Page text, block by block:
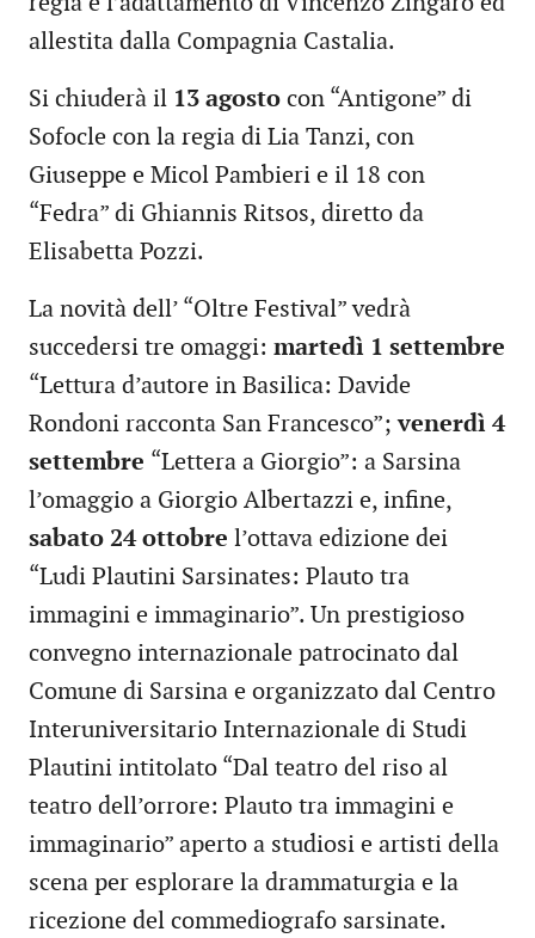
allestita dalla Compagnia Castalia.
Si chiuderà il 13 agosto con “Antigone” di
Sofocle con la regia di Lia Tanzi, con
Giuseppe e Micol Pambieri e il 18 con
“Fedra” di Ghiannis Ritsos, diretto da
Elisabetta Pozzi.
La novità dell’ “Oltre Festival” vedrà
succedersi tre omaggi: martedì 1 settembre
“Lettura d’autore in Basilica: Davide
Rondoni racconta San Francesco”; venerdì 4
settembre “Lettera a Giorgio”: a Sarsina
l’omaggio a Giorgio Albertazzi e, infine,
sabato 24 ottobre l’ottava edizione dei
“Ludi Plautini Sarsinates: Plauto tra
immagini e immaginario”. Un prestigioso
convegno internazionale patrocinato dal
Comune di Sarsina e organizzato dal Centro
Interuniversitario Internazionale di Studi
Plautini intitolato “Dal teatro del riso al
teatro dell’orrore: Plauto tra immagini e
immaginario” aperto a studiosi e artisti della
scena per esplorare la drammaturgia e la
ricezione del commediografo sarsinate.